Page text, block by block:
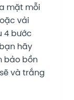
mặt mỗi
vải
4 bước
hãy
bảo bồn
và trắng